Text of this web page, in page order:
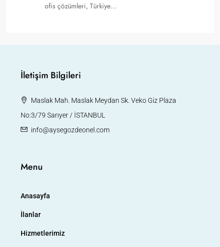
ofis çözümleri, Türkiye…
İletişim Bilgileri
Maslak Mah. Maslak Meydan Sk. Veko Giz Plaza
No:3/79 Sarıyer / İSTANBUL
info@aysegozdeonel.com
Menu
Anasayfa
İlanlar
Hizmetlerimiz